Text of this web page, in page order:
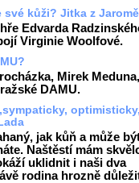
kůži? Jitka z
Edvarda
Virginie Woolfové.
Mirek
DAMU.
jak kůň a může
Naštěstí mám
uklidnit i naši dva
rodina hrozně